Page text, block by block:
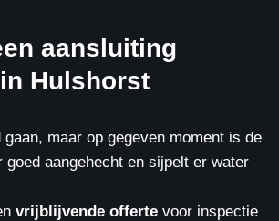
aansluiting
Hulshorst
gaan, maar op gegeven moment is de
goed aangehecht en sijpelt er water
vrijblijvende offertevoor inspectie